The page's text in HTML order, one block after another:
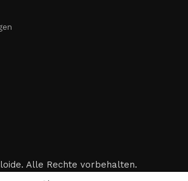
Alle Rechte vorbehalten.